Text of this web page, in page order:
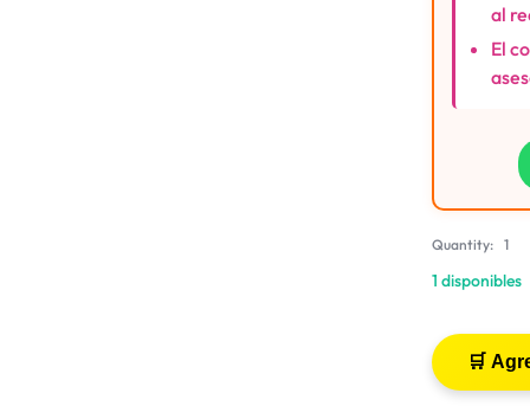
al
El
Quantity: 1
1 disponibles